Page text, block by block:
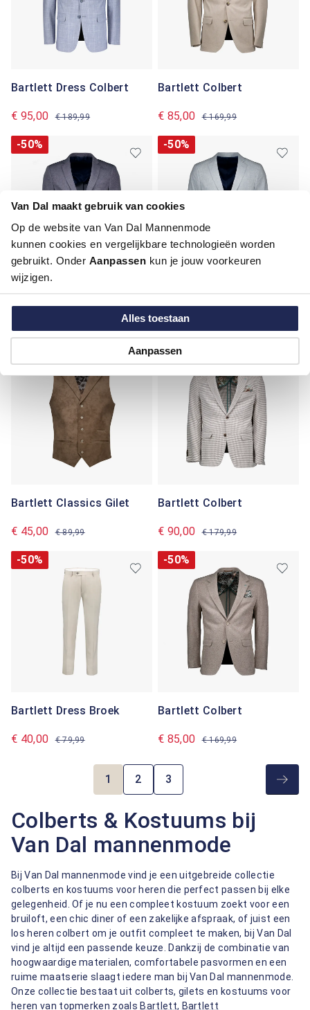
Van Dal maakt gebruik van cookies
Op de website van Van Dal Mannenmode
kunnen cookies en vergelijkbare technologieën worden
gebruikt. Onder Aanpassen kun je jouw voorkeuren
wijzigen.
Alles toestaan
Aanpassen
Bartlett Dress Colbert
€ 95,00 € 189,99
Bartlett Colbert
€ 85,00 € 169,99
-50%
Bartlett Colbert
-50%
Bartlett Classics Colbert
€ 85,00
Bartlett Classics Gilet
€ 45,00 € 89,99
-50%
Bartlett Colbert
€ 90,00 € 179,99
-50%
Bartlett Dress Broek
€ 40,00 € 79,99
-50%
Bartlett Colbert
€ 85,00 € 169,99
Pagina
1
Pagina
2
Pagina
3
Colberts & Kostuums bij
Van Dal mannenmode
Bij Van Dal mannenmode vind je een uitgebreide collectie
colberts en kostuums voor heren die perfect passen bij elke
gelegenheid. Of je nu een compleet kostuum zoekt voor een
bruiloft, een chic diner of een zakelijke afspraak, of juist een
los heren colbert om je outfit compleet te maken, bij Van Dal
vind je altijd een passende keuze. Dankzij de combinatie van
hoogwaardige materialen, comfortabele pasvormen en een
ruime maatserie slaagt iedere man bij Van Dal mannenmode.
Onze collectie bestaat uit colberts, gilets en kostuums voor
heren van topmerken zoals Bartlett, Bartlett